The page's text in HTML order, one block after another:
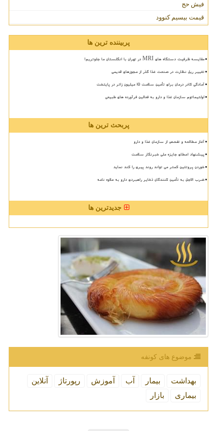
فیش حج
قیمت بیسیم کنوود
پربیننده ترین ها
مقایسه ظرفیت دستگاه های MRI در تهران با انگلستان ما جلوتریم!
تغییر ریل نظارت در صنعت غذا گذر از مجوزهای قدیمی
آمادگی کادر درمان برای تأمین سلامت 15 میلیون زائر در پایتخت
اولتیماتوم سازمان غذا و دارو به فعالین فرآورده های طبیعی
پربحث ترین ها
آغاز مطالعه و تفحص از سازمان غذا و دارو
پیشنهاد اعطای جایزه ملی خبرنگار سلامت
خوردن پروتئین کمتر می تواند روند پیری را کند نماید
ضرب الاجل به تأمین کنندگان ذخایر راهبردی دارو به علاوه نامه
جدیدترین ها
موضوع های كونفه
بهداشت بیمار آب آموزش رپورتاژ
آنلاین
بیماری
بازار